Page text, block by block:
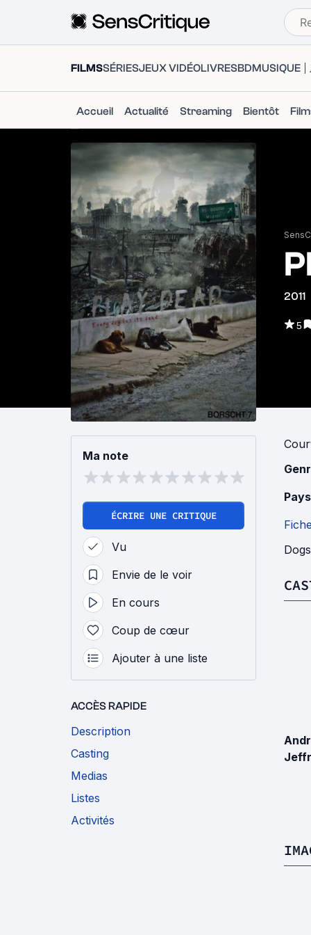
FILMSSÉRIESJEUX VIDÉOLIVRESBDMUSIQUE
Accueil Actualité Streaming Bientôt
2011
5
Ma note
ÉCRIRE UNE CRITIQUE
Vu
Envie de le voir
En cours
Coup de cœur
Ajouter à une liste
ACCÈS RAPIDE
Description
Casting
Medias
Listes
Activités